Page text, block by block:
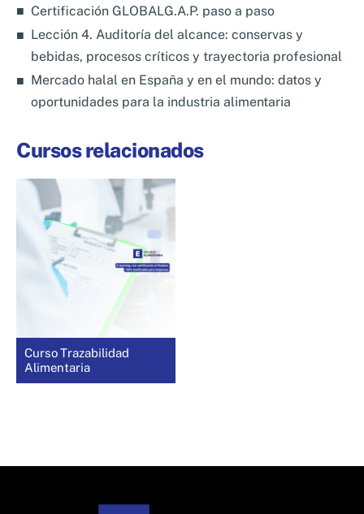
Certificación GLOBALG.A.P. paso a paso
Lección 4. Auditoría del alcance: conservas y
bebidas, procesos críticos y trayectoria profesional
Mercado halal en España y en el mundo: datos y
oportunidades para la industria alimentaria
Cursos relacionados
Curso Trazabilidad
Alimentaria